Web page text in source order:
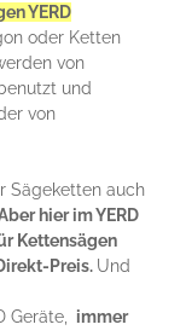
YERD
oder Ketten
von
und
von
Sägeketten auch
hier im YERD
Kettensägen
Preis. Und
Geräte,
immer